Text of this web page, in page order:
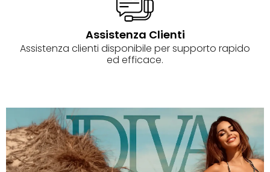
Assistenza Clienti
Assistenza clienti disponibile per supporto rapido
ed efficace.